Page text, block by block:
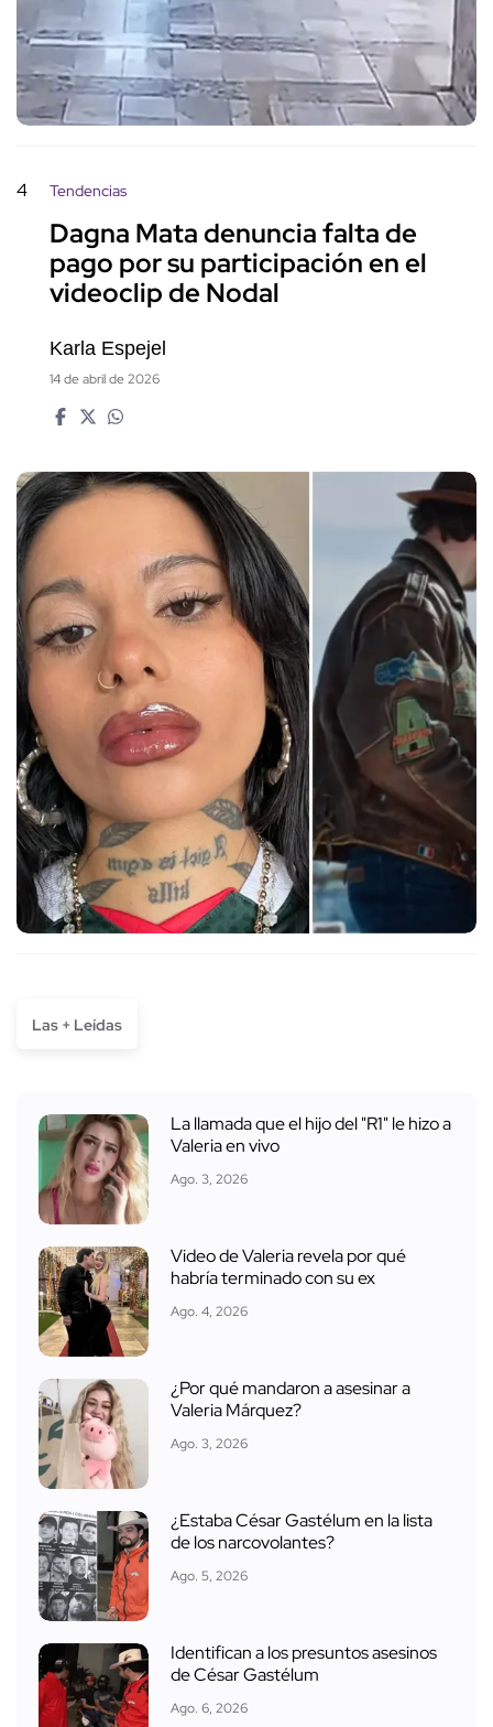
4 Tendencias
Dagna Mata denuncia falta de
pago por su participación en el
videoclip de Nodal
Karla Espejel
14 de abril de 2026
Las + Leídas
La llamada que el hijo del "R1" le hizo a
Valeria en vivo
Ago. 3, 2026
Video de Valeria revela por qué
habría terminado con su ex
Ago. 4, 2026
¿Por qué mandaron a asesinar a
Valeria Márquez?
Ago. 3, 2026
¿Estaba César Gastélum en la lista
de los narcovolantes?
Ago. 5, 2026
Identifican a los presuntos asesinos
de César Gastélum
Ago. 6, 2026